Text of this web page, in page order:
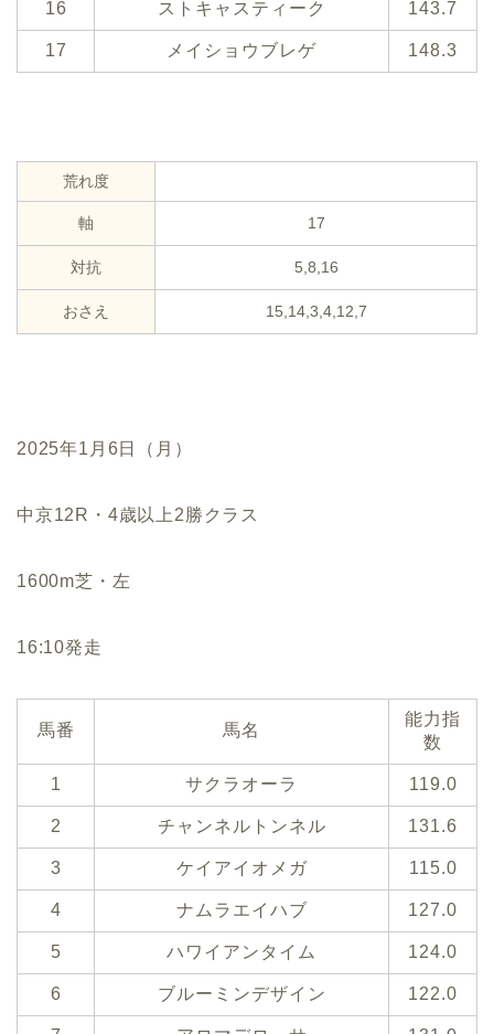
16 ストキャスティーク 143.7
17 メイショウブレゲ 148.3
荒れ度
軸 17
対抗 5,8,16
おさえ 15,14,3,4,12,7
2025年1月6日（月）
中京12R・4歳以上2勝クラス
1600m芝・左
16:10発走
馬番 馬名
能力指
数
1 サクラオーラ 119.0
2 チャンネルトンネル 131.6
3 ケイアイオメガ 115.0
4 ナムラエイハブ 127.0
5 ハワイアンタイム 124.0
6 ブルーミンデザイン 122.0